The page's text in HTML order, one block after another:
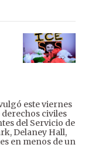
este viernes
civiles
del Servicio de
Delaney Hall,
en menos de un